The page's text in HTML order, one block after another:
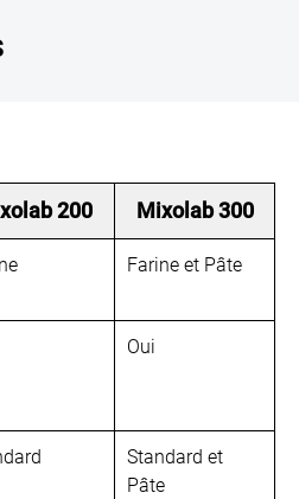
200 Mixolab 300
Farine et Pâte
Oui
Standard et
Pâte